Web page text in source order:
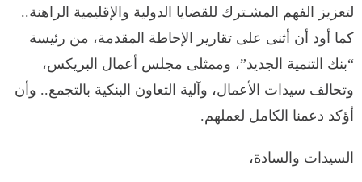
لتعزيز الفهم المشـترك للقضايا الدولية والإقليمية الراهنة..
كما أود أن أثنى على تقارير الإحاطة المقدمة، من رئيسة
“بنك التنمية الجديد”، وممثلى مجلس أعمال البريكس،
وتحالف سيدات الأعمال، وآلية التعاون البنكية بالتجمع.. وأن
أؤكد دعمنا الكامل لعملهم.
السيدات والسادة،